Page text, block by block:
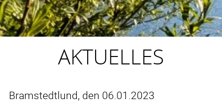
AKTUELLES
Bramstedtlund, den 06.01.2023